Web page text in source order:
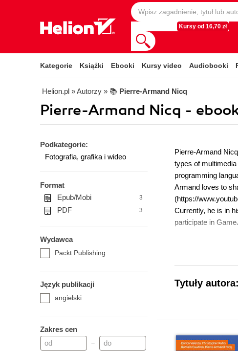
Kursy od 16,70 zł
Kategorie Książki Ebooki Kursy video Audiobooki
Helion.pl » Autorzy » 📚 Pierre-Armand Nicq
Pierre-Armand Nicq -
Podkategorie:
Fotografia, grafika i wideo
Format
Epub/Mobi
3
PDF 3
Wydawca
Packt Publishing
Język publikacji
angielski
Zakres cen
–
Pierre-Armand
types of
programming
Armand loves to
(https://
Currently, he is in
participate in
Tytuły